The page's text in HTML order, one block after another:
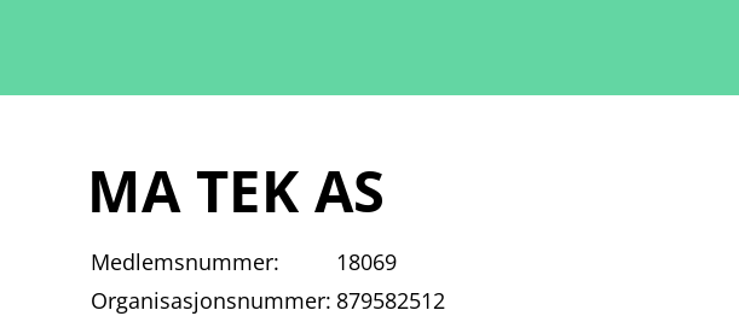
MA TEK AS
Medlemsnummer:
18069
Organisasjonsnummer: 879582512